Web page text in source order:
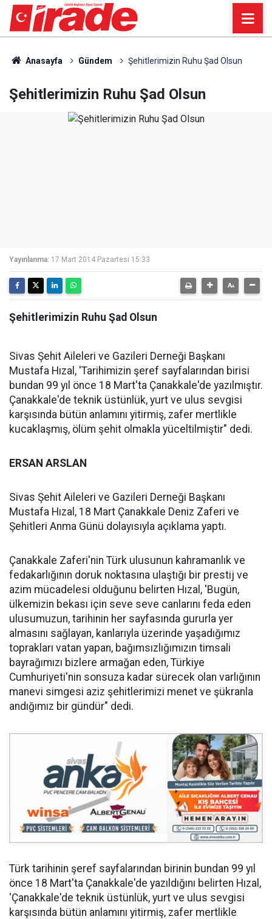
Anasayfa Gündem Şehitlerimizin Ruhu Şad Olsun
Şehitlerimizin Ruhu Şad Olsun
Yayınlanma: 17 Mart 2014 Pazartesi 15:33
Şehitlerimizin Ruhu Şad Olsun
Sivas Şehit Aileleri ve Gazileri Derneği Başkanı
Mustafa Hızal, 'Tarihimizin şeref sayfalarından birisi
bundan 99 yıl önce 18 Mart'ta Çanakkale'de yazılmıştır.
Çanakkale'de teknik üstünlük, yurt ve ulus sevgisi
karşısında bütün anlamını yitirmiş, zafer mertlikle
kucaklaşmış, ölüm şehit olmakla yüceltilmiştir" dedi.
ERSAN ARSLAN
Sivas Şehit Aileleri ve Gazileri Derneği Başkanı
Mustafa Hızal, 18 Mart Çanakkale Deniz Zaferi ve
Şehitleri Anma Günü dolayısıyla açıklama yaptı.
Çanakkale Zaferi'nin Türk ulusunun kahramanlık ve
fedakarlığının doruk noktasına ulaştığı bir prestij ve
azim mücadelesi olduğunu belirten Hızal, 'Bugün,
ülkemizin bekası için seve seve canlarını feda eden
ulusumuzun, tarihinin her sayfasında gururla yer
almasını sağlayan, kanlarıyla üzerinde yaşadığımız
toprakları vatan yapan, bağımsızlığımızın timsali
bayrağımızı bizlere armağan eden, Türkiye
Cumhuriyeti'nin sonsuza kadar sürecek olan varlığının
manevi simgesi aziz şehitlerimizi menet ve şükranla
andığımız bir gündür" dedi.
Türk tarihinin şeref sayfalarından birinin bundan 99 yıl
önce 18 Mart'ta Çanakkale'de yazıldığını belirten Hızal,
'Çanakkale'de teknik üstünlük, yurt ve ulus sevgisi
karşısında bütün anlamını yitirmiş, zafer mertlikle